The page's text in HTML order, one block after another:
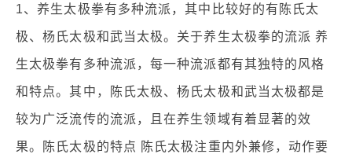
1、养生太极拳有多种流派，其中比较好的有陈氏太
极、杨氏太极和武当太极。关于养生太极拳的流派 养
生太极拳有多种流派，每一种流派都有其独特的风格
和特点。其中，陈氏太极、杨氏太极和武当太极都是
较为广泛流传的流派，且在养生领域有着显著的效
果。陈氏太极的特点 陈氏太极注重内外兼修，动作要